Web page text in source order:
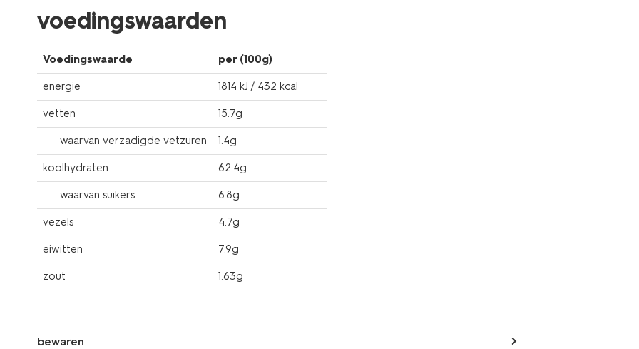
voedingswaarden
Voedingswaarde per (100g)
energie 1814 kJ / 432 kcal
vetten 15.7g
waarvan verzadigde vetzuren 1.4g
koolhydraten 62.4g
waarvan suikers 6.8g
vezels 4.7g
eiwitten 7.9g
zout 1.63g
bewaren